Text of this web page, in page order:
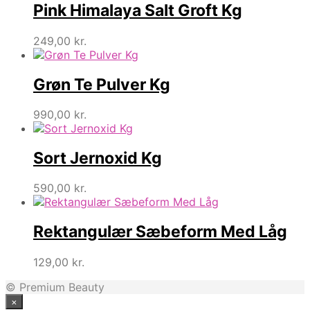
Pink Himalaya Salt Groft Kg
249,00 kr.
Grøn Te Pulver Kg
990,00 kr.
Sort Jernoxid Kg
590,00 kr.
Rektangulær Sæbeform Med Låg
129,00 kr.
© Premium Beauty
×